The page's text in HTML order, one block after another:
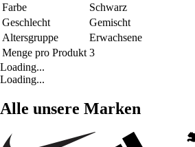
Farbe
Schwarz
Geschlecht
Gemischt
Altersgruppe
Erwachsene
Menge pro Produkt 3
Loading...
Loading...
Alle unsere Marken